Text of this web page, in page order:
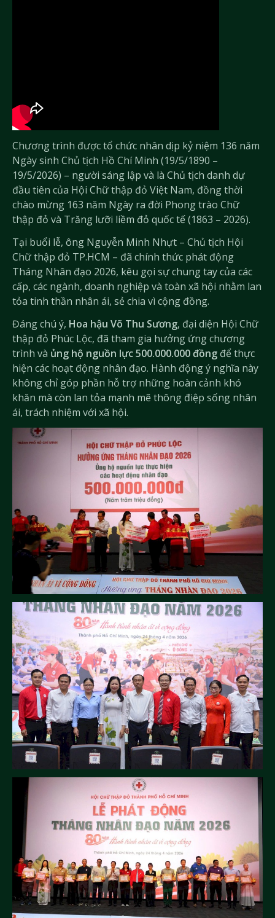
Chương trình được tổ chức nhân dịp kỷ niệm 136 năm
Ngày sinh Chủ tịch Hồ Chí Minh (19/5/1890 –
19/5/2026) – người sáng lập và là Chủ tịch danh dự
đầu tiên của Hội Chữ thập đỏ Việt Nam, đồng thời
chào mừng 163 năm Ngày ra đời Phong trào Chữ
thập đỏ và Trăng lưỡi liềm đỏ quốc tế (1863 – 2026).
Tại buổi lễ, ông Nguyễn Minh Nhựt – Chủ tịch Hội
Chữ thập đỏ TP.HCM – đã chính thức phát động
Tháng Nhân đạo 2026, kêu gọi sự chung tay của các
cấp, các ngành, doanh nghiệp và toàn xã hội nhằm lan
tỏa tinh thần nhân ái, sẻ chia vì cộng đồng.
Đáng chú ý, Hoa hậu Võ Thu Sương, đại diện Hội Chữ
thập đỏ Phúc Lộc, đã tham gia hưởng ứng chương
trình và ủng hộ nguồn lực 500.000.000 đồng để thực
hiện các hoạt động nhân đạo. Hành động ý nghĩa này
không chỉ góp phần hỗ trợ những hoàn cảnh khó
khăn mà còn lan tỏa mạnh mẽ thông điệp sống nhân
ái, trách nhiệm với xã hội.